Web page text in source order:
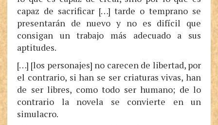
capaz de sacrificar […] tarde o temprano se
presentarán de nuevo y no es difícil que
consigan un trabajo más adecuado a sus
aptitudes.
[…] [los personajes] no carecen de libertad, por
el contrario, si han se ser criaturas vivas, han
de ser libres, como todo ser humano; de lo
contrario la novela se convierte en un
simulacro.